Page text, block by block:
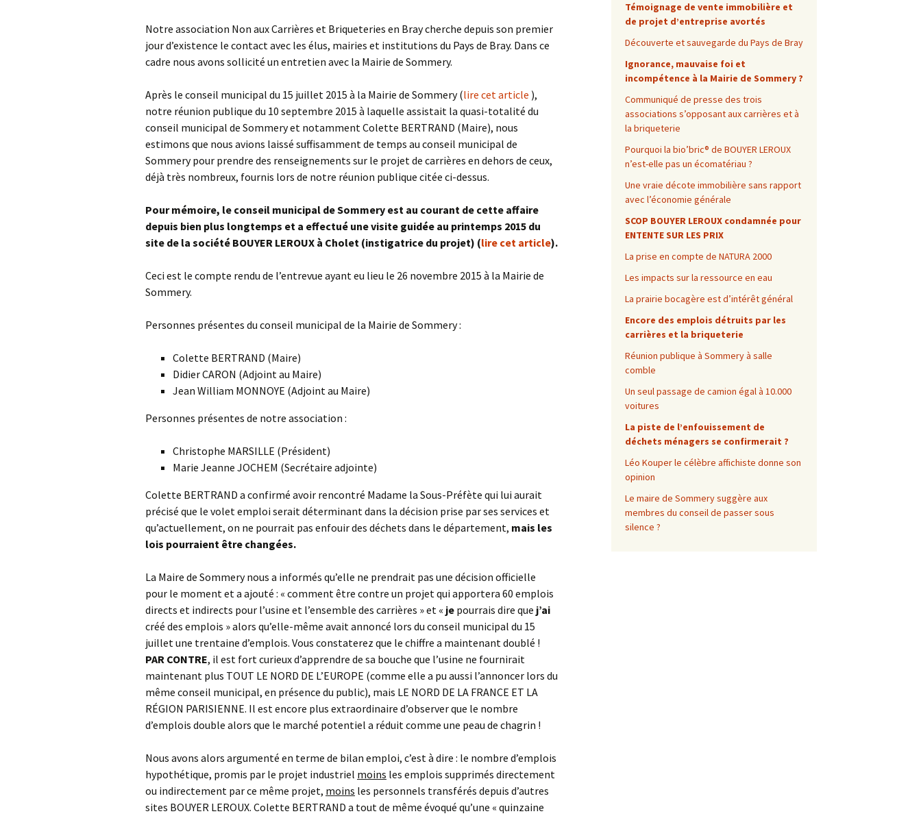
Notre association Non aux Carrières et Briqueteries en Bray cherche depuis son premier
jour d’existence le contact avec les élus, mairies et institutions du Pays de Bray. Dans ce
cadre nous avons sollicité un entretien avec la Mairie de Sommery.
Après le conseil municipal du 15 juillet 2015 à la Mairie de Sommery (lire cet article ),
notre réunion publique du 10 septembre 2015 à laquelle assistait la quasi-totalité du
conseil municipal de Sommery et notamment Colette BERTRAND (Maire), nous
estimons que nous avions laissé suffisamment de temps au conseil municipal de
Sommery pour prendre des renseignements sur le projet de carrières en dehors de ceux,
déjà très nombreux, fournis lors de notre réunion publique citée ci-dessus.
Pour mémoire, le conseil municipal de Sommery est au courant de cette affaire
depuis bien plus longtemps et a effectué une visite guidée au printemps 2015 du
site de la société BOUYER LEROUX à Cholet (instigatrice du projet) (lire cet article).
Ceci est le compte rendu de l’entrevue ayant eu lieu le 26 novembre 2015 à la Mairie de
Sommery.
Personnes présentes du conseil municipal de la Mairie de Sommery :
Colette BERTRAND (Maire)
Didier CARON (Adjoint au Maire)
Jean William MONNOYE (Adjoint au Maire)
Personnes présentes de notre association :
Christophe MARSILLE (Président)
Marie Jeanne JOCHEM (Secrétaire adjointe)
Colette BERTRAND a confirmé avoir rencontré Madame la Sous-Préfète qui lui aurait
précisé que le volet emploi serait déterminant dans la décision prise par ses services et
qu’actuellement, on ne pourrait pas enfouir des déchets dans le département, mais les
lois pourraient être changées.
La Maire de Sommery nous a informés qu’elle ne prendrait pas une décision officielle
pour le moment et a ajouté : « comment être contre un projet qui apportera 60 emplois
directs et indirects pour l’usine et l’ensemble des carrières » et « je pourrais dire que j’ai
créé des emplois » alors qu’elle-même avait annoncé lors du conseil municipal du 15
juillet une trentaine d’emplois. Vous constaterez que le chiffre a maintenant doublé !
PAR CONTRE, il est fort curieux d’apprendre de sa bouche que l’usine ne fournirait
maintenant plus TOUT LE NORD DE L’EUROPE (comme elle a pu aussi l’annoncer lors du
même conseil municipal, en présence du public), mais LE NORD DE LA FRANCE ET LA
RÉGION PARISIENNE. Il est encore plus extraordinaire d’observer que le nombre
d’emplois double alors que le marché potentiel a réduit comme une peau de chagrin !
Nous avons alors argumenté en terme de bilan emploi, c’est à dire : le nombre d’emplois
hypothétique, promis par le projet industriel moins les emplois supprimés directement
ou indirectement par ce même projet, moins les personnels transférés depuis d’autres
sites BOUYER LEROUX. Colette BERTRAND a tout de même évoqué qu’une « quinzaine
Témoignage de vente immobilière et
de projet d’entreprise avortés
Découverte et sauvegarde du Pays de Bray
Ignorance, mauvaise foi et
incompétence à la Mairie de Sommery ?
Communiqué de presse des trois
associations s’opposant aux carrières et à
la briqueterie
Pourquoi la bio’bric® de BOUYER LEROUX
n’est-elle pas un écomatériau ?
Une vraie décote immobilière sans rapport
avec l’économie générale
SCOP BOUYER LEROUX condamnée pour
ENTENTE SUR LES PRIX
La prise en compte de NATURA 2000
Les impacts sur la ressource en eau
La prairie bocagère est d’intérêt général
Encore des emplois détruits par les
carrières et la briqueterie
Réunion publique à Sommery à salle
comble
Un seul passage de camion égal à 10.000
voitures
La piste de l’enfouissement de
déchets ménagers se confirmerait ?
Léo Kouper le célèbre affichiste donne son
opinion
Le maire de Sommery suggère aux
membres du conseil de passer sous
silence ?